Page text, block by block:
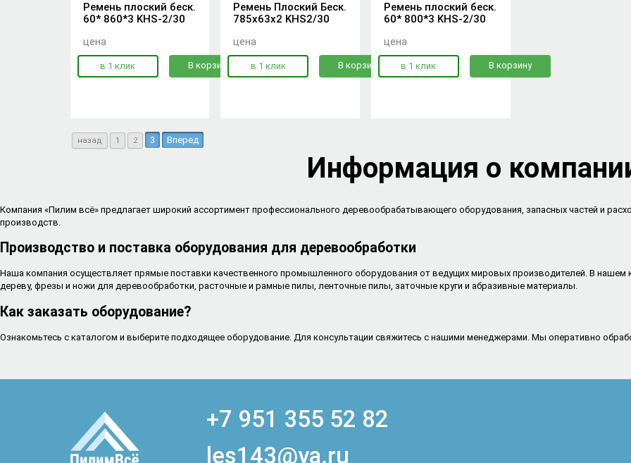
Ремень плоский беск.
60* 860*3 KHS-2/30
цена
в 1 клик В корзину
Ремень Плоский Беск.
785х63х2 KHS2/30
цена
в 1 клик В корзину
Ремень плоский беск.
60* 800*3 KHS-2/30
цена
в 1 клик В корзину
назад 1 2 3 Вперед
Информация о
Компания «Пилим всё» предлагает широкий ассортимент профессионального деревообрабатывающего оборудования, запасных частей и
производств.
Производство и поставка оборудования для деревообработки
Наша компания осуществляет прямые поставки качественного промышленного оборудования от ведущих мировых производителей. В
дереву, фрезы и ножи для деревообработки, расточные и рамные пилы, ленточные пилы, заточные круги и абразивные материалы.
Как заказать оборудование?
Ознакомьтесь с каталогом и выберите подходящее оборудование. Для консультации свяжитесь с нашими менеджерами. Мы оперативно
+7 951 355 52 82
les143@ya.ru